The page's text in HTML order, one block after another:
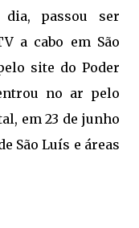
dia, passou ser
a cabo em São
site do Poder
no ar pelo
em 23 de junho
São Luís e áreas